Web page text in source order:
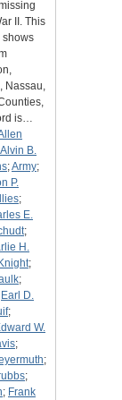
II. This
shows
Nassau,
is…
Alvin B.
;Army;
P.
;
E.
;
H.
;
;
Earl D.
;
W.
;
;
;
; Frank